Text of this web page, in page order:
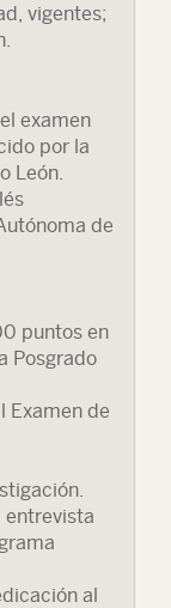
vigentes;
examen
por la
León.
de
puntos en
Posgrado
Examen de
al